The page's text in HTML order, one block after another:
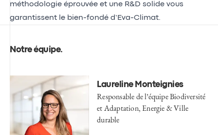
méthodologie éprouvée et une R&D solide vous
garantissent le bien-fondé d’Eva-Climat.
Notre équipe.
Laureline Monteignies
Responsable de l’équipe Biodiversité
et Adaptation, Energie & Ville
durable